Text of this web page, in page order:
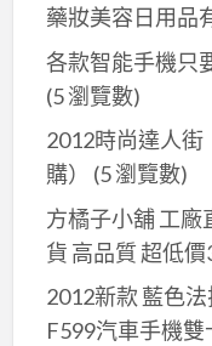
藥妝美容日用品
各款智能手機只
(5 瀏覽數)
2012時尚達人街
購）
(5 瀏覽數)
方橘子小舖 工廠
貨 高品質 超低
2012新款 藍色
F599汽車手機雙